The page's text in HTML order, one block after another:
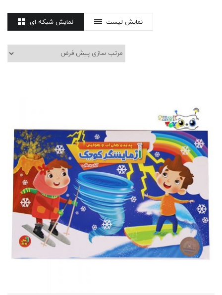
نمایش شبکه ای نمایش لیست